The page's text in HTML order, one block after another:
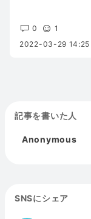
0
1
2022-03-29 14:25
記事を書いた人
Anonymous
SNSにシェア